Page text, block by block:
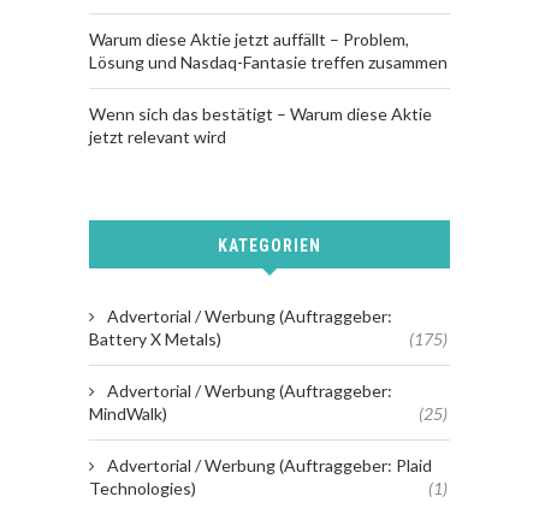
Warum diese Aktie jetzt auffällt – Problem,
Lösung und Nasdaq-Fantasie treffen zusammen
Wenn sich das bestätigt – Warum diese Aktie
jetzt relevant wird
KATEGORIEN
Advertorial / Werbung (Auftraggeber:
Battery X Metals)
(175)
Advertorial / Werbung (Auftraggeber:
MindWalk)
(25)
Advertorial / Werbung (Auftraggeber: Plaid
Technologies)
(1)